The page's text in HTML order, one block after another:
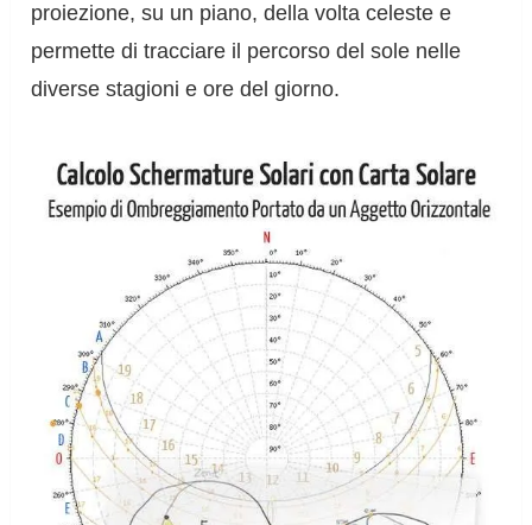
proiezione, su un piano, della volta celeste e
permette di tracciare il percorso del sole nelle
diverse stagioni e ore del giorno.